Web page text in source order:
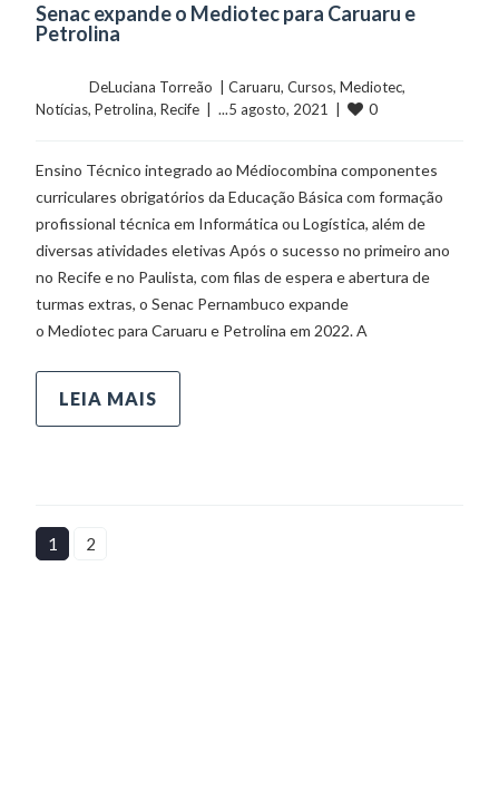
Senac expande o Mediotec para Caruaru e
Petrolina
	    	DeLuciana Torreão  |
Caruaru, Cursos, Mediotec
Notícias, Petrolina, Recife
  |  ...5 agosto, 2021  |
0
Ensino Técnico integrado ao Médiocombina componentes
curriculares obrigatórios da Educação Básica com formação
profissional técnica em Informática ou Logística, além de
diversas atividades eletivas Após o sucesso no primeiro ano
no Recife e no Paulista, com filas de espera e abertura de
turmas extras, o Senac Pernambuco expande
o Mediotec para Caruaru e Petrolina em 2022. A
LEIA MAIS
1 2